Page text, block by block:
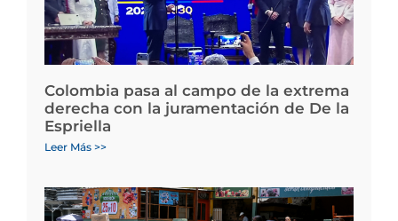
Colombia pasa al campo de la extrema
derecha con la juramentación de De la
Espriella
Leer Más >>